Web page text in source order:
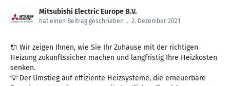
Mitsubishi Electric Europe B.V.
hat einen Beitrag geschrieben . 2. Dezember 2021
🔌 Wir zeigen Ihnen, wie Sie Ihr Zuhause mit der richtigen
Heizung zukunftssicher machen und langfristig Ihre Heizkosten
senken.
💡 Der Umstieg auf effiziente Heizsysteme, die erneuerbare